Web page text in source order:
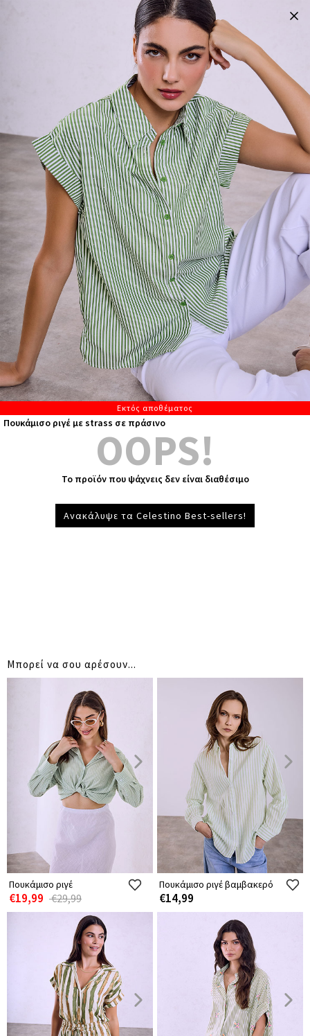
Εκτός αποθέματος
Πουκάμισο ριγέ με strass σε πράσινο
OOPS!
Το προϊόν που ψάχνεις δεν είναι διαθέσιμο
Ανακάλυψε τα Celestino Best-sellers!
Μπορεί να σου αρέσουν...
Πουκάμισο ριγέ
€19,99 €29,99
Πουκάμισο ριγέ βαμβακερό
€14,99